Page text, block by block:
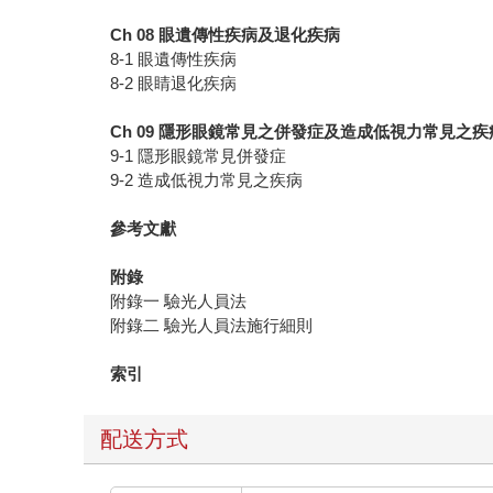
Ch 08 眼遺傳性疾病及退化疾病
8-1 眼遺傳性疾病
8-2 眼睛退化疾病
Ch 09 隱形眼鏡常見之併發症及造成低視力常見之疾
9-1 隱形眼鏡常見併發症
9-2 造成低視力常見之疾病
參考文獻
附錄
附錄一 驗光人員法
附錄二 驗光人員法施行細則
索引
配送方式